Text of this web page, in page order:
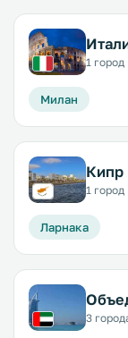
1 город
Милан
Кипр
1 город
Ларнака
3